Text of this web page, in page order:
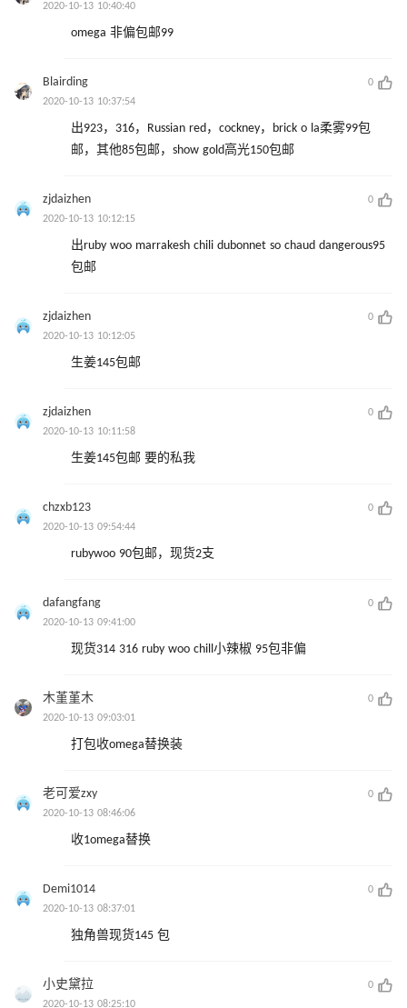
2020-10-13 10:40:40
omega 非偏包邮99
Blairding
0
2020-10-13 10:37:54
出923，316，Russian red，cockney，brick o la柔雾99包
邮，其他85包邮，show gold高光150包邮
zjdaizhen
0
2020-10-13 10:12:15
出ruby woo marrakesh chili dubonnet so chaud dangerous95
包邮
zjdaizhen
0
2020-10-13 10:12:05
生姜145包邮
zjdaizhen
0
2020-10-13 10:11:58
生姜145包邮 要的私我
chzxb123
0
2020-10-13 09:54:44
rubywoo 90包邮，现货2支
dafangfang
0
2020-10-13 09:41:00
现货314 316 ruby woo chill小辣椒 95包非偏
木堇堇木
0
2020-10-13 09:03:01
打包收omega替换装
老可爱zxy
0
2020-10-13 08:46:06
收1omega替换
Demi1014
0
2020-10-13 08:37:01
独角兽现货145 包
小史黛拉
0
2020-10-13 08:25:10